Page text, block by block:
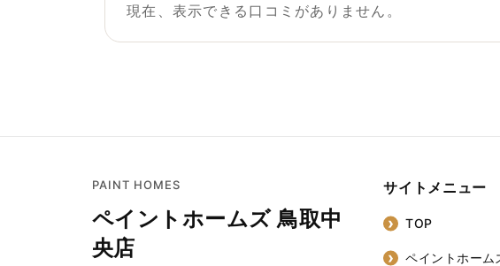
現在、表示できる口コミがありません。
PAINT HOMES
ペイントホームズ 鳥取中
央店
サイトメニュー
TOP
ペイントホーム